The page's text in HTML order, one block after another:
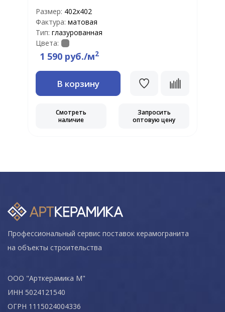
Размер: 402x402
Фактура: матовая
Тип: глазурованная
Цвета:
1 590 руб./м2
В корзину
Смотреть
наличие
Запросить
оптовую цену
Профессиональный сервис поставок керамогранита
на объекты строительства
ООО "Арткерамика М"
ИНН 5024121540
ОГРН 1115024004336